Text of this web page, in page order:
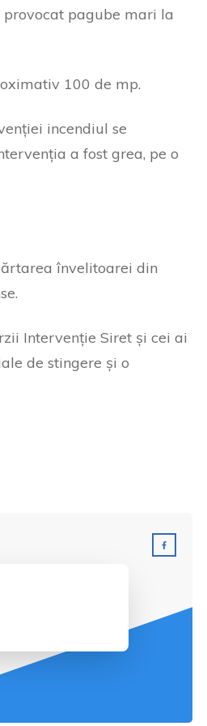
pagube mari la
100 de mp.
incendiul se
a fost grea, pe o
învelitoarei din
Intervenție Siret și cei ai
de stingere și o